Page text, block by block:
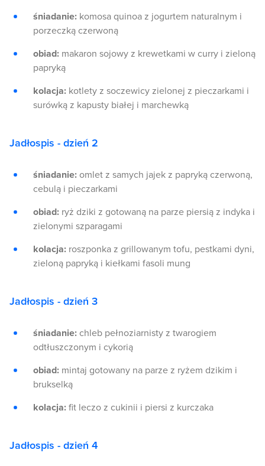
śniadanie: komosa quinoa z jogurtem naturalnym i
porzeczką czerwoną
obiad: makaron sojowy z krewetkami w curry i zieloną
papryką
kolacja: kotlety z soczewicy zielonej z pieczarkami i
surówką z kapusty białej i marchewką
Jadłospis - dzień 2
śniadanie: omlet z samych jajek z papryką czerwoną,
cebulą i pieczarkami
obiad: ryż dziki z gotowaną na parze piersią z indyka i
zielonymi szparagami
kolacja: roszponka z grillowanym tofu, pestkami dyni,
zieloną papryką i kiełkami fasoli mung
Jadłospis - dzień 3
śniadanie: chleb pełnoziarnisty z twarogiem
odtłuszczonym i cykorią
obiad: mintaj gotowany na parze z ryżem dzikim i
brukselką
kolacja: fit leczo z cukinii i piersi z kurczaka
Jadłospis - dzień 4